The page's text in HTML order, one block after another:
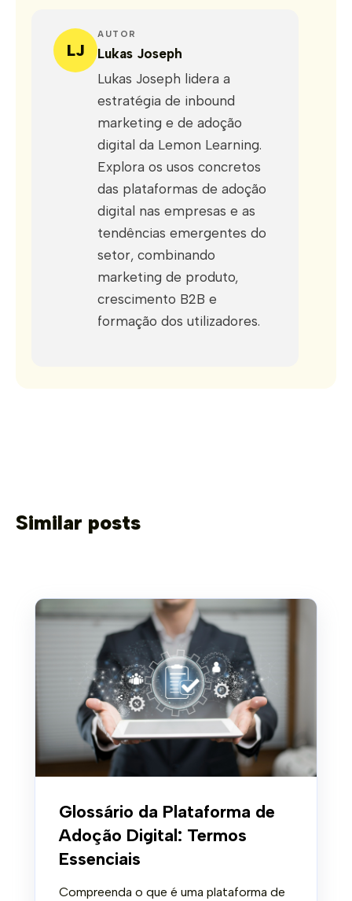
LJ
AUTOR
Lukas Joseph
Lukas Joseph lidera a
estratégia de inbound
marketing e de adoção
digital da Lemon Learning.
Explora os usos concretos
das plataformas de adoção
digital nas empresas e as
tendências emergentes do
setor, combinando
marketing de produto,
crescimento B2B e
formação dos utilizadores.
Similar posts
Glossário da Plataforma de
Adoção Digital: Termos
Essenciais
Compreenda o que é uma plataforma de